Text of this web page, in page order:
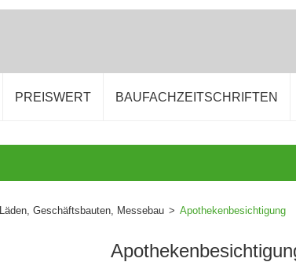
PREISWERT BAUFACHZEITSCHRIFTEN
Läden, Geschäftsbauten, Messebau > Apothekenbesichtigung